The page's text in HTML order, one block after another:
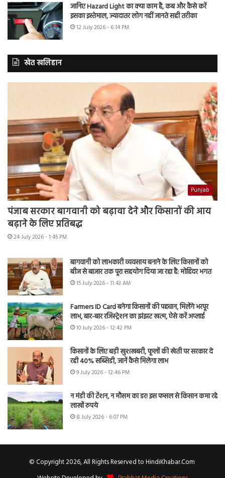
जानिए Hazard Light का क्या काम है, कब और कैसे करें
इसका इस्तेमाल, ज्यादातर लोग नहीं जानते सही तरीका
12 July 2026 - 6:14 PM
खेत खलिहान
Punjab
पंजाब सरकार बागवानी को बढ़ावा देने और किसानों की आय
बढ़ाने के लिए प्रतिबद्ध
24 July 2026 - 1:45 PM
बागवानी को लाभकारी व्यवसाय बनाने के लिए किसानों को
बीज से बाजार तक पूरा सहयोग दिया जा रहा है: मोहिंदर भगत
15 July 2026 - 11:43 AM
Farmers ID Card बनेगा किसानों की पहचान, मिलेंगे भरपूर
लाभ, बार-बार रजिस्ट्रेशन का झंझट खत्म, ऐसे करें अप्लाई
10 July 2026 - 12:42 PM
किसानों के लिए बड़ी खुशखबरी, फूलों की खेती पर सरकार दे
रही 40% सब्सिडी, जानें कैसे मिलेगा लाभ
9 July 2026 - 12:46 PM
न मंडी की टेंशन, न मौसम का डर! इस फसल से किसान कमा रहे
लाखों रुपये
8 July 2026 - 6:07 PM
© Copyright 2026, All Rights Reserved to HindiKhabar.Com